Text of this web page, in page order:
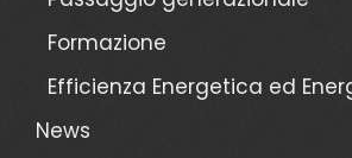
Formazione
Efficienza Energetica ed
News